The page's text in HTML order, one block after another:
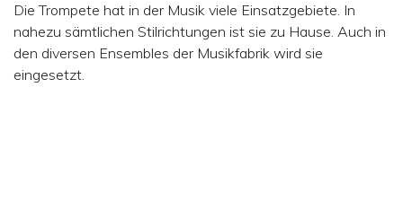
Die Trompete hat in der Musik viele Einsatzgebiete. In
nahezu sämtlichen Stilrichtungen ist sie zu Hause. Auch in
den diversen Ensembles der Musikfabrik wird sie
eingesetzt.